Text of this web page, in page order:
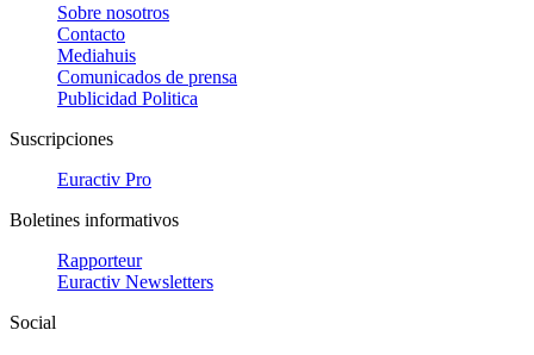
Sobre nosotros
Contacto
Mediahuis
Comunicados de prensa
Publicidad Politica
Suscripciones
Euractiv Pro
Boletines informativos
Rapporteur
Euractiv Newsletters
Social